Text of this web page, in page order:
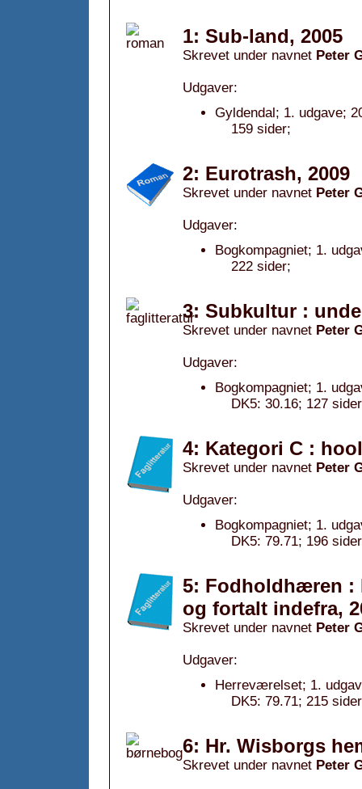
1: Sub-land, 2005
Skrevet under navnet Peter
Udgaver:
Gyldendal; 1. udgave;
159 sider;
2: Eurotrash, 2009
Skrevet under navnet Peter
Udgaver:
Bogkompagniet; 1.
222 sider;
3: Subkultur :
Skrevet under navnet Peter
Udgaver:
Bogkompagniet; 1.
DK5: 30.16; 127
4: Kategori C :
Skrevet under navnet Peter
Udgaver:
Bogkompagniet; 1.
DK5: 79.71; 196
5: Fodholdhæren :
og fortalt indefra,
Skrevet under navnet Peter
Udgaver:
Herreværelset; 1.
DK5: 79.71; 215
6: Hr. Wisborgs
Skrevet under navnet Peter